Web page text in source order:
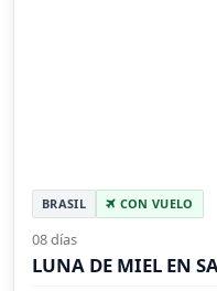
BRASIL CON VUELO
08 días
LUNA DE MIEL EN